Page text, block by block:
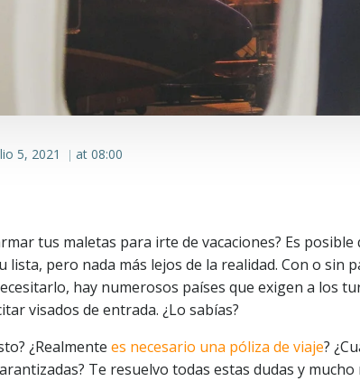
5, 2021 | at 08:00
tus maletas para irte de vacaciones? Es posible
lista, pero nada más lejos de la realidad. Con o sin
hay numerosos países que exigen a los
visados de entrada. ¿Lo sabías?
¿Realmente es necesario una póliza de viaje?
Te resuelvo todas estas dudas y